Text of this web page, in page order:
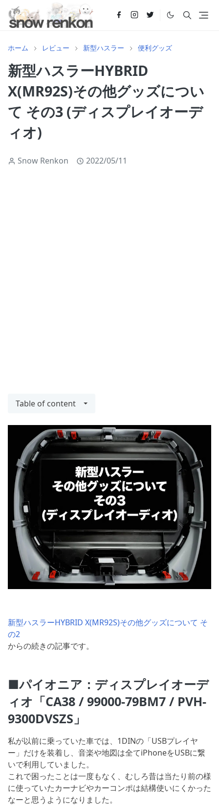
ホーム レビュー 新型ハスラー 便利グッズ
新型ハスラーHYBRID
X(MR92S)その他グッズについ
て その3 (ディスプレイオーデ
ィオ)
Snow Renkon 2022/05/11
Table of content
新型ハスラーHYBRID X(MR92S)その他グッズについて そ
の2
からの続きの記事です。
■パイオニア：ディスプレイオーデ
ィオ「CA38 / 99000-79BM7 / PVH-
9300DVSZS」
私が以前に乗っていた車では、1DINの「USBプレイヤ
ー」だけを装着し、音楽や地図は全てiPhoneをUSBに繋
いで利用していました。
これで困ったことは一度もなく、むしろ昔は当たり前の様
に使っていたカーナビやカーコンポは結構使いにくかった
なーと思うようになりました。